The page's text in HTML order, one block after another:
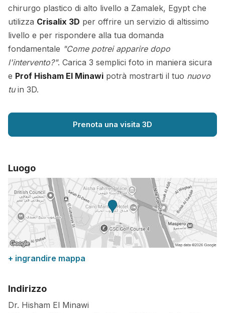
chirurgo plastico di alto livello a Zamalek, Egypt che
utilizza Crisalix 3D per offrire un servizio di altissimo
livello e per rispondere alla tua domanda
fondamentale "Come potrei apparire dopo
l'intervento?". Carica 3 semplici foto in maniera sicura
e Prof Hisham El Minawi potrà mostrarti il tuo nuovo
tuin 3D.
Prenota una visita 3D
Luogo
+ ingrandire mappa
Indirizzo
Dr. Hisham El Minawi